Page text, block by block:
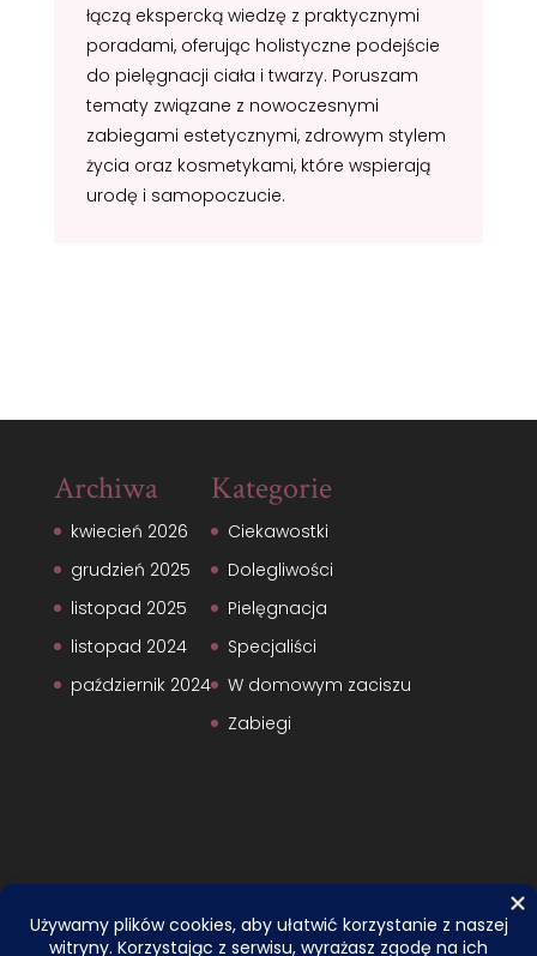
łączą ekspercką wiedzę z praktycznymi
poradami, oferując holistyczne podejście
do pielęgnacji ciała i twarzy. Poruszam
tematy związane z nowoczesnymi
zabiegami estetycznymi, zdrowym stylem
życia oraz kosmetykami, które wspierają
urodę i samopoczucie.
Archiwa
kwiecień 2026
grudzień 2025
listopad 2025
listopad 2024
październik 2024
Kategorie
Ciekawostki
Dolegliwości
Pielęgnacja
Specjaliści
W domowym zaciszu
Zabiegi